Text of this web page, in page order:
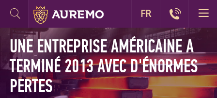
UNE ENTREPRISE AMÉRICAINE A
TERMINÉ 2013 AVEC D'ÉNORMES
PERTES
FR